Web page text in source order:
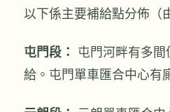
以下係主要補給點分佈（
屯門段：
屯門河畔有多
給。屯門單車匯合中心有